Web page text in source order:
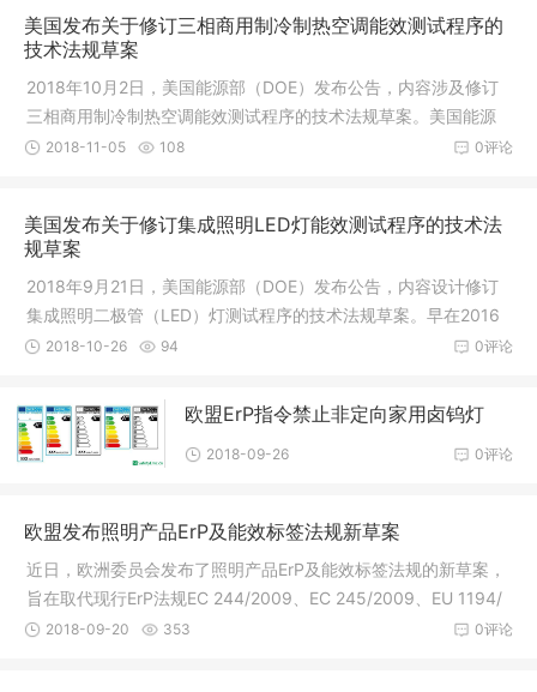
美国发布关于修订三相商用制冷制热空调能效测试程序的
技术法规草案
2018年10月2日，美国能源部（DOE）发布公告，内容涉及修订
三相商用制冷制热空调能效测试程序的技术法规草案。美国能源
部将对制冷制热能力低于65000 Btu/hr（每小时的英制散热量）
0评论
2018-11-05 108
美国发布关于修订集成照明LED灯能效测试程序的技术法
规草案
2018年9月21日，美国能源部（DOE）发布公告，内容设计修订
集成照明二极管（LED）灯测试程序的技术法规草案。早在2016
年7月1日美国能源部就发布了LED灯测试程序修订内容，经过两0评论
2018-10-26 94
欧盟ErP指令禁止非定向家用卤钨灯
0评论
2018-09-26
欧盟发布照明产品ErP及能效标签法规新草案
近日，欧洲委员会发布了照明产品ErP及能效标签法规的新草案，
旨在取代现行ErP法规EC 244/2009、EC 245/2009、EU 1194/
2012和能效标签法规EU 874/2012。新草案里规定的实施日期为2
0评论
2018-09-20 353